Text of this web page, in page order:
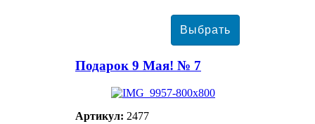
Подарок 9 Мая! № 7
Артикул: 2477